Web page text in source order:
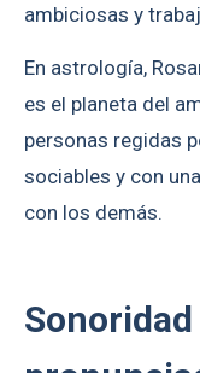
ambiciosas y
En astrología,
es el planeta del
personas regidas
sociables y con
con los demás.